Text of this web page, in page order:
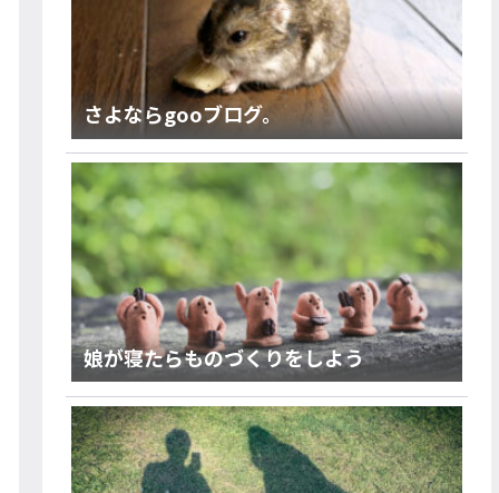
さよならgooブログ。
娘が寝たらものづくりをしよう